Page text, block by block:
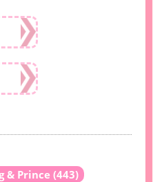
& Prince (443)